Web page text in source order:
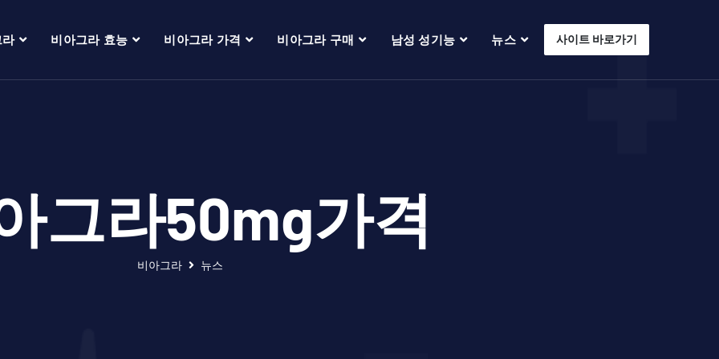
비아그라 효능 비아그라 가격 비아그라 구매 남성 성기능 뉴스 사이트 바로가기
그라50mg가격
비아그라 뉴스